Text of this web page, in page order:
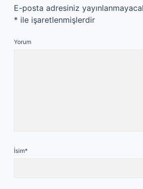
E-posta adresiniz
* ile işaretlenmişlerdir
Yorum
İsim*